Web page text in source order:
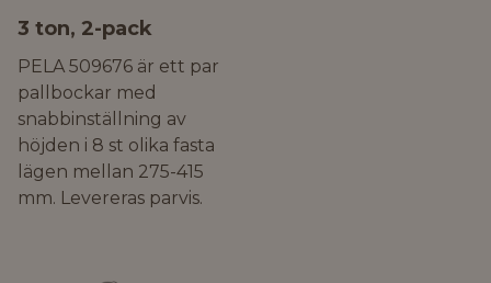
3 ton, 2-pack
PELA 509676 är ett par
pallbockar med
snabbinställning av
höjden i 8 st olika fasta
lägen mellan 275-415
mm. Levereras parvis.